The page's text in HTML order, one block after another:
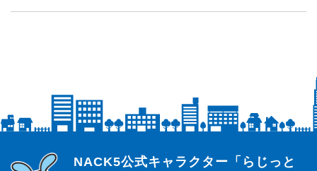
らじっと君
NACK5公式キャラクター「らじっと